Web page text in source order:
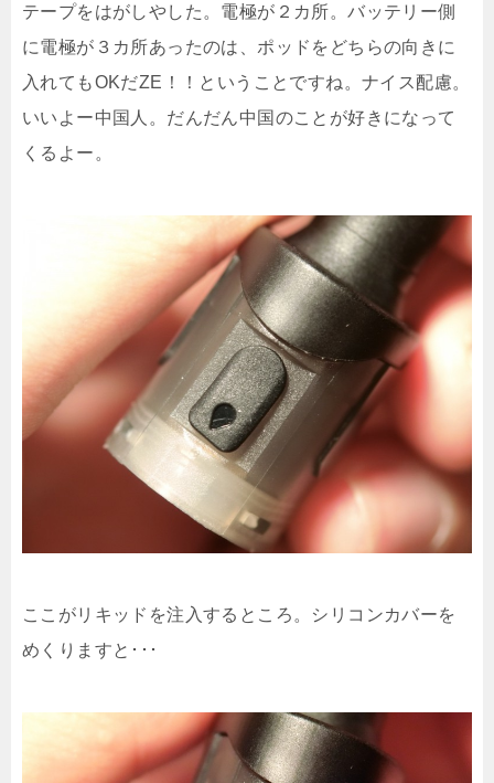
テープをはがしやした。電極が２カ所。バッテリー側
に電極が３カ所あったのは、ポッドをどちらの向きに
入れてもOKだZE！！ということですね。ナイス配慮。
いいよー中国人。だんだん中国のことが好きになって
くるよー。
ここがリキッドを注入するところ。シリコンカバーを
めくりますと･･･